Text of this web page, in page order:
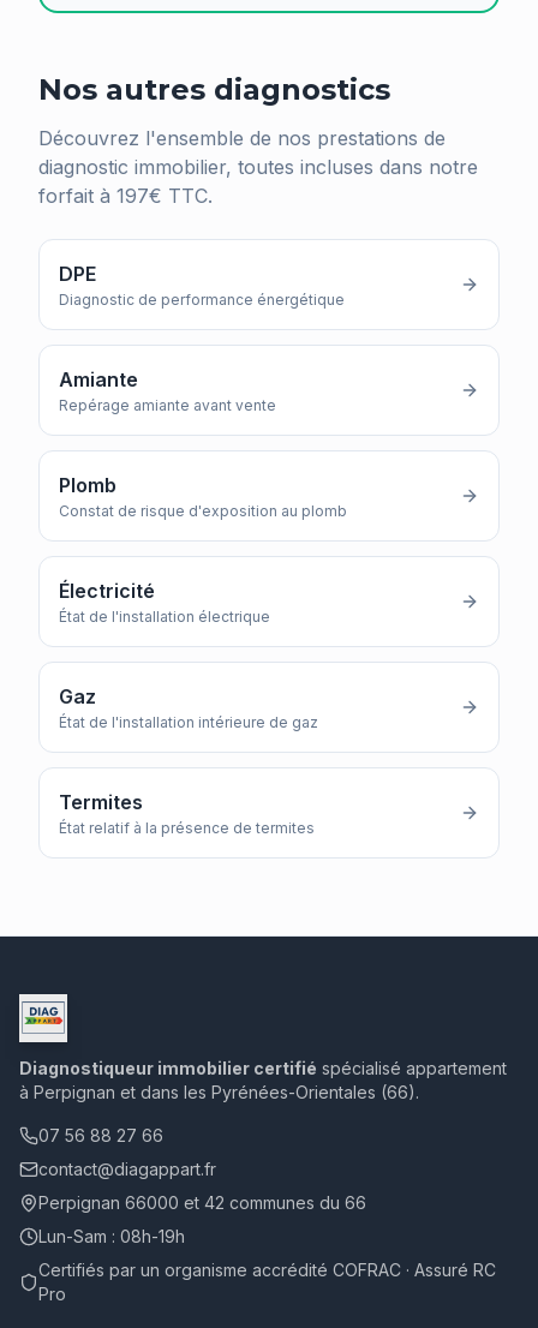
Nos autres diagnostics
Découvrez l'ensemble de nos prestations de
diagnostic immobilier, toutes incluses dans notre
forfait à 197€ TTC.
DPE
Diagnostic de performance énergétique
Amiante
Repérage amiante avant vente
Plomb
Constat de risque d'exposition au plomb
Électricité
État de l'installation électrique
Gaz
État de l'installation intérieure de gaz
Termites
État relatif à la présence de termites
Diagnostiqueur immobilier certifié spécialisé appartement
à Perpignan et dans les Pyrénées-Orientales (66).
07 56 88 27 66
contact@diagappart.fr
Perpignan 66000 et 42 communes du 66
Lun-Sam : 08h-19h
Certifiés par un organisme accrédité COFRAC · Assuré RC
Pro